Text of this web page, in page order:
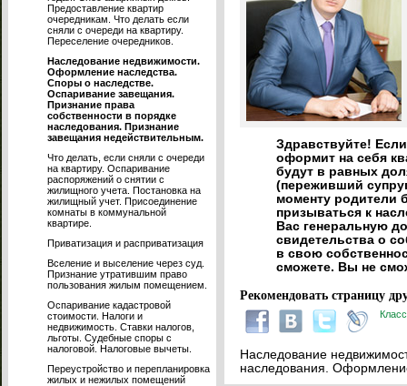
Предоставление квартир
очередникам. Что делать если
сняли с очереди на квартиру.
Переселение очередников.
Наследование недвижимости.
Оформление наследства.
Споры о наследстве.
Оспаривание завещания.
Признание права
собственности в порядке
наследования. Признание
завещания недействительным.
Что делать, если сняли с очереди
на квартиру. Оспаривание
распоряжений о снятии с
жилищного учета. Постановка на
жилищный учет. Присоединение
комнаты в коммунальной
квартире.
Приватизация и расприватизация
Вселение и выселение через суд.
Признание утратившим право
пользования жилым помещением.
Оспаривание кадастровой
стоимости. Налоги и
недвижимость. Ставки налогов,
льготы. Судебные споры с
налоговой. Налоговые вычеты.
Переустройство и перепланировка
жилых и нежилых помещений
Здравствуйте!
оформит на себя
будут в равных
(переживший
моменту родители
призываться к
Вас генеральную
свидетельства о
в свою
сможете. Вы не
Рекомендовать страницу
Наследование
наследования.